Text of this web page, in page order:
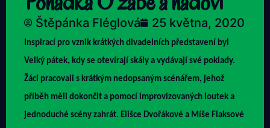
Štěpánka Fléglová 25 května, 2020
Inspirací pro vznik krátkých divadelních představení byl
Velký pátek, kdy se otevírají skály a vydávají své poklady.
Žáci pracovali s krátkým nedopsaným scénářem, jehož
příběh měli dokončit a pomocí improvizovaných loutek a
jednoduché scény zahrát. Elišce Dvořákové a Míše Flaksové